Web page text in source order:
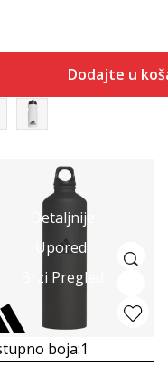
Dodajte u
Detaljnije
Uporedi
Brzi Pregled
boja:1